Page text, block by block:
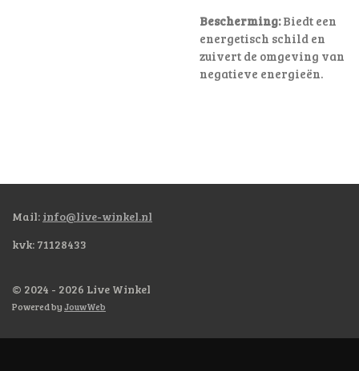
Bescherming:Biedt een
energetisch schild en
zuivert de omgeving van
negatieve energieën.
Mail: info@live-winkel.nl
kvk: 71128433
© 2024 - 2026 Live Winkel
Powered byJouwWeb